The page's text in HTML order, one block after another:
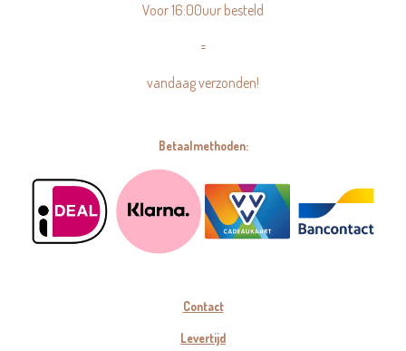
Voor 16:00uur besteld
=
vandaag verzonden!
Betaalmethoden:
Contact
Levertijd